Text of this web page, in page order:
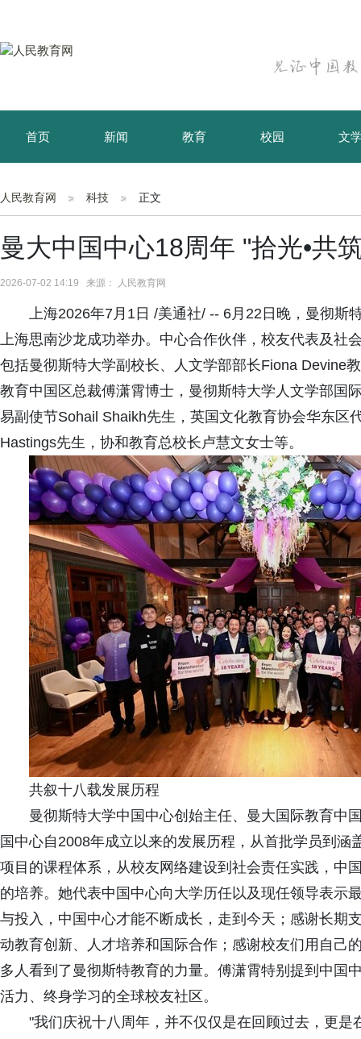
首页 新闻 教育 校园 文
育儿 资讯
人民教育网 科技 正文
曼大中国中心18周年 "拾光•共
2026-07-02 14:19 来源： 人民教育网
上海2026年7月1日 /美通社/ -- 6月22日晚，曼彻斯
上海思南沙龙成功举办。中心合作伙伴，校友代表及社
包括曼彻斯特大学副校长、人文学部部长Fiona Devine
教育中国区总裁傅潇霄博士，曼彻斯特大学人文学部国
易副使节Sohail Shaikh先生，英国文化教育协会华东区
Hastings先生，协和教育总校长卢慧文女士等。
共叙十八载发展历程
曼彻斯特大学中国中心创始主任、曼大国际教育中
国中心自2008年成立以来的发展历程，从首批学员到
项目的课程体系，从校友网络建设到社会责任实践，中
的培养。她代表中国中心向大学历任以及现任领导表示
与投入，中国中心才能不断成长，走到今天；感谢长期
动教育创新、人才培养和国际合作；感谢校友们用自己
多人看到了曼彻斯特教育的力量。傅潇霄特别提到中国
活力、终身学习的全球校友社区。
"我们庆祝十八周年，并不仅仅是在回顾过去，更